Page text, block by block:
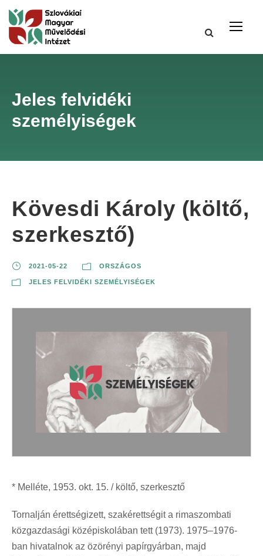
Jeles felvidéki
személyiségek
Kövesdi Károly (költő,
szerkesztő)
2021-05-22 ORSZÁGOS
JELES FELVIDÉKI SZEMÉLYISÉGEK
* Melléte, 1953. okt. 15. / költő, szerkesztő
Tornalján érettségizett, szakérettségit a rimaszombati
közgazdasági középiskolában tett (1973). 1975–1976-
ban hivatalnok az özörényi papírgyárban, majd